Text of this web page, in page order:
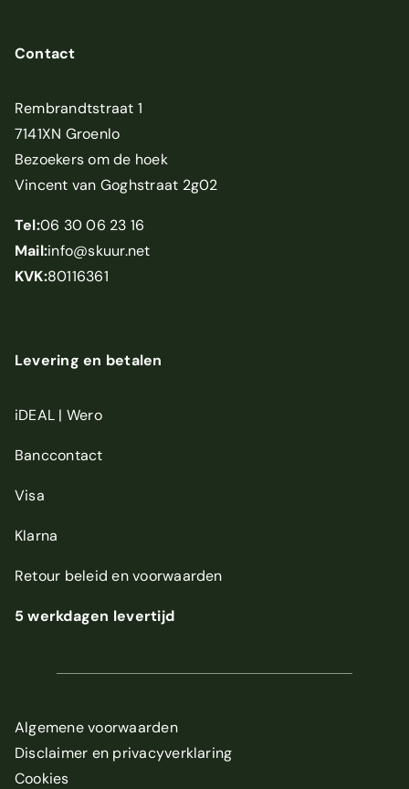
Contact
Rembrandtstraat 1
7141XN Groenlo
Bezoekers om de hoek
Vincent van Goghstraat 2g02
Tel:06 30 06 23 16
Mail:info@skuur.net
KVK:80116361
Levering en betalen
iDEAL | Wero
Banccontact
Visa
Klarna
Retour beleid envoorwaarden
5 werkdagen levertijd
Algemene voorwaarden
Disclaimer en privacyverklaring
Cookies